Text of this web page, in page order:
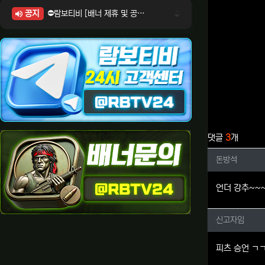
댓글 3개
돈방석
돈방석
언더 강추
신고자
신고자임
피츠 승언 ㄱ
공지
⛔람보티비 [배너 제휴 및 공식 입점 문의 안내]
⛔람보티비 [정회원 등급UP! 안내사항]
⛔람보티비 [채팅방 이용시 주의사항]
⛔람보티비 [공식보증업체 안내]